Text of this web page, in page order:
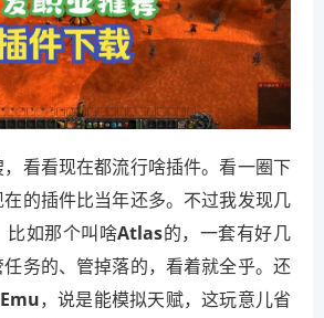
看看现在都流行啥插件。看一圈下
的插件比当年还多。不过我发现几
比如那个叫啥Atlas的，一套有好几
务的、管掉落的，看着就全乎。还
，说是能模拟天赋，这玩意儿省